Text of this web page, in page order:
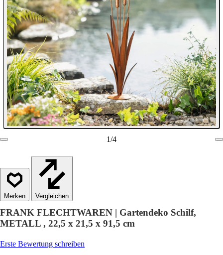
1/4
Vergleichen
FRANK FLECHTWAREN | Gartendeko Schilf,
METALL , 22,5 x 21,5 x 91,5 cm
Erste Bewertung schreiben